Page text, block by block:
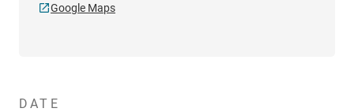
Google Maps
DATE